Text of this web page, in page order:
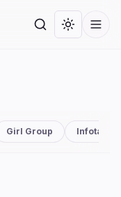
Cari Toggle
Girl Group